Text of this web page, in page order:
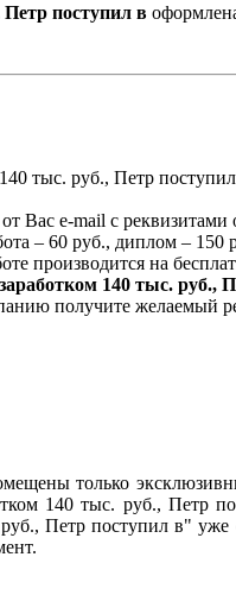
поступил в
тыс. руб., Петр
Вас e-mail с реквизитами
– 60 руб., диплом –
производится на
140 тыс.
получите желаемый
только
140 тыс. руб., Петр
Петр поступил в"